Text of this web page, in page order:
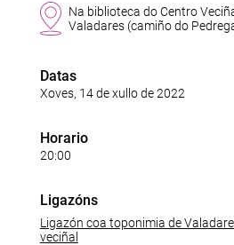
Na biblioteca do Centro
Valadares (camiño do
Datas
Xoves, 14 de xullo de 2022
Horario
20:00
Ligazóns
Ligazón coa toponimia de
veciñal